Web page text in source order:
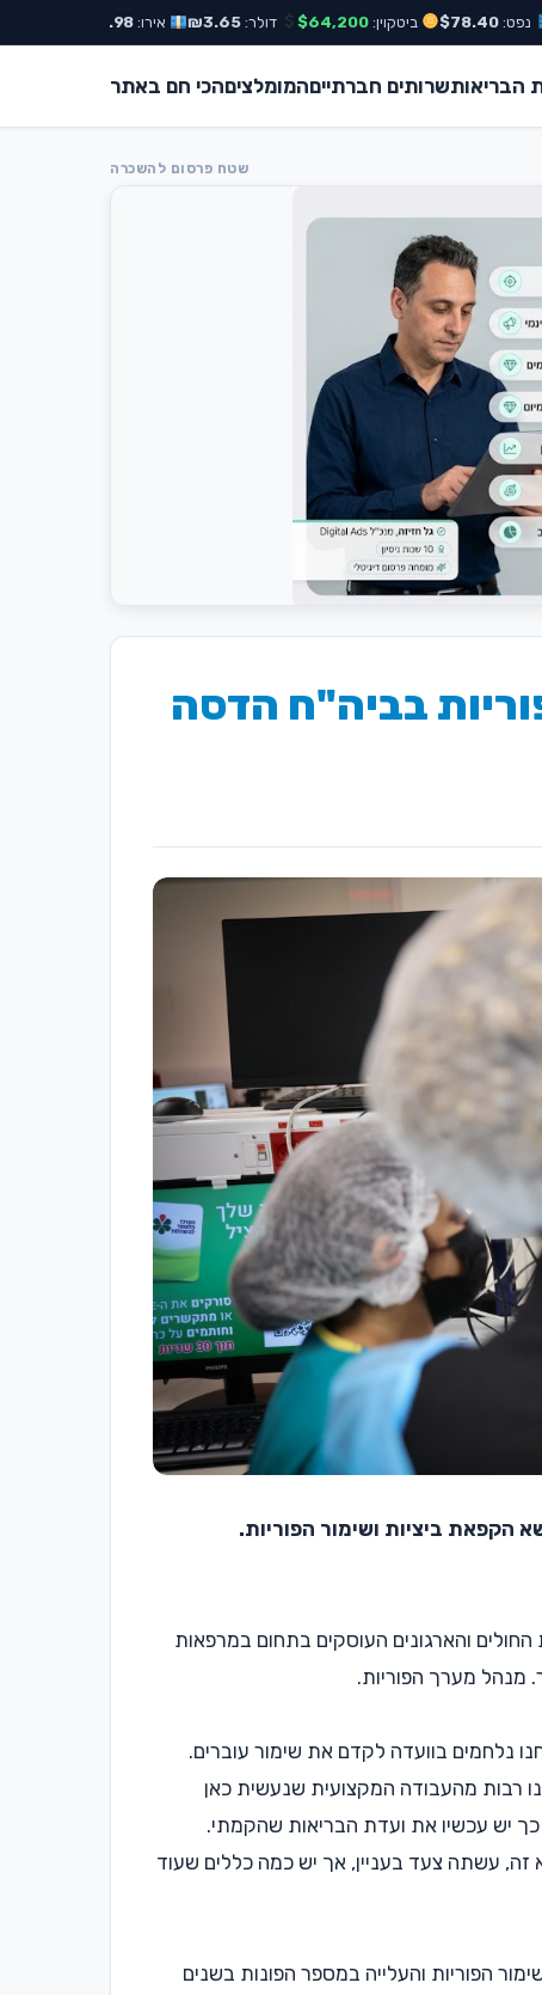
ביטקוין:$64,200 דולר:₪3.65 אירו:₪3.98 ת"א 35:
הבריאותשרותים חברתייםהמומלציםהכי חם באתר
שטח פרסום להשכרה
בביה"ח הדסה
הקפאת ביציות ושימור הפוריות.
החולים והארגונים העוסקים בתחום במרפאות
מנהל מערך הפוריות.
נלחמים בוועדה לקדם את שימור עוברים.
רבות מהעבודה המקצועית שנעשית כאן
יש עכשיו את ועדת הבריאות שהקמתי.
עשתה צעד בעניין, אך יש כמה כללים שעוד
הפוריות והעלייה במספר הפונות בשנים